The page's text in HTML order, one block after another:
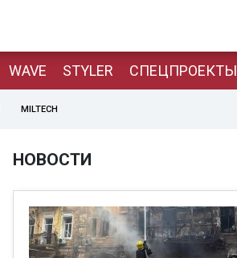
WAVE STYLER СПЕЦПРОЕКТЫ
MILTECH
НОВОСТИ